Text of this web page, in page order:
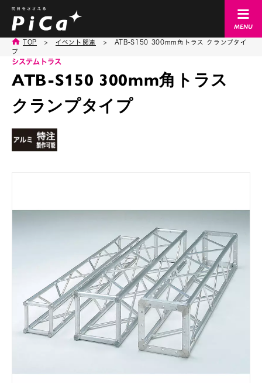
TOP > イベント関連 >
ATB-S150 300mm角トラス クランプタイ
プ
ATB-S150 300mm角トラス
クランプタイプ
システムトラス